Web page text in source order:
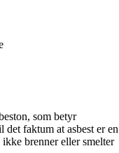
som betyr
faktum at asbest er en
brenner eller smelter